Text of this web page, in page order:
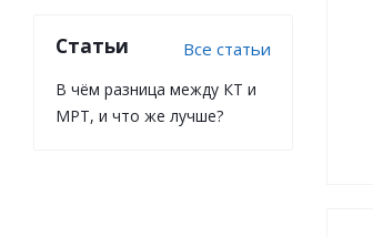
Статьи Все статьи
В чём разница между КТ и
МРТ, и что же лучше?